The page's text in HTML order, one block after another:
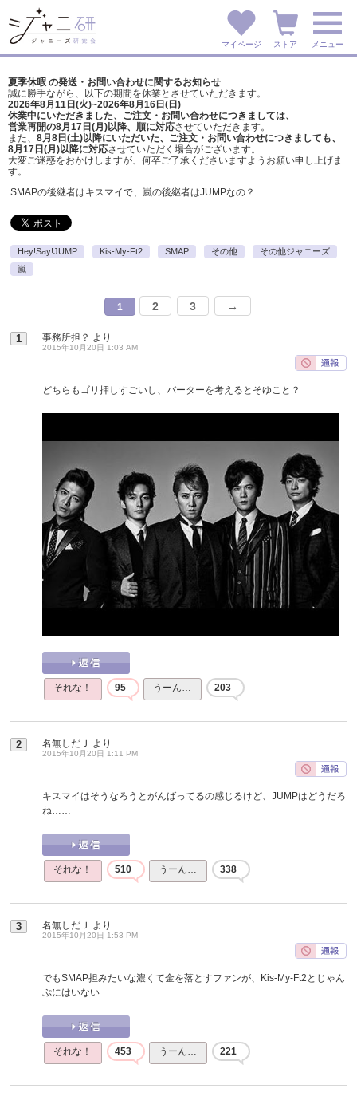
マイページ ストア メニュー
夏季休暇 の発送・お問い合わせに関するお知らせ
誠に勝手ながら、以下の期間を休業とさせていただきます。
2026年8月11日(火)~2026年8月16日(日)
休業中にいただきました、ご注文・お問い合わせにつきましては、
営業再開の8月17日(月)以降、順に対応させていただきます。
また、 8月8日(土)以降にいただいた、ご注文・ お問い合わせにつきましても、
8月17日(月)以降に対応させていただく場合がございます。
大変ご迷惑をおかけしますが、 何卒ご了承くださいますようお願い申し上げま
す。
SMAPの後継者はキスマイで、嵐の後継者はJUMPなの？
Hey!Say!JUMP Kis-My-Ft2 SMAP その他
その他ジャニーズ
嵐
1 2 3 →
1 事務所担？ より
2015年10月20日 1:03 AM
どちらもゴリ押しすごいし、バーターを考えるとそゆこと？
それな！ 95 うーん… 203
2 名無しだＪ より
2015年10月20日 1:11 PM
キスマイはそうなろうとがんばってるの感じるけど、JUMPはどうだろ
ね……
それな！ 510 うーん… 338
3 名無しだＪ より
2015年10月20日 1:53 PM
でもSMAP担みたいな濃くて金を落とすファンが、Kis-My-Ft2とじゃん
ぷにはいない
それな！ 453 うーん… 221